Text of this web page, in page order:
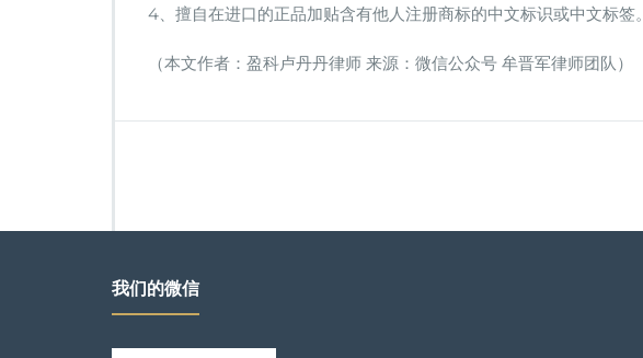
4、擅自在进口的正品加贴含有他人注册商标的中文标识或中文标签。
（本文作者：盈科卢丹丹律师 来源：微信公众号 牟晋军律师团队）
我们的微信